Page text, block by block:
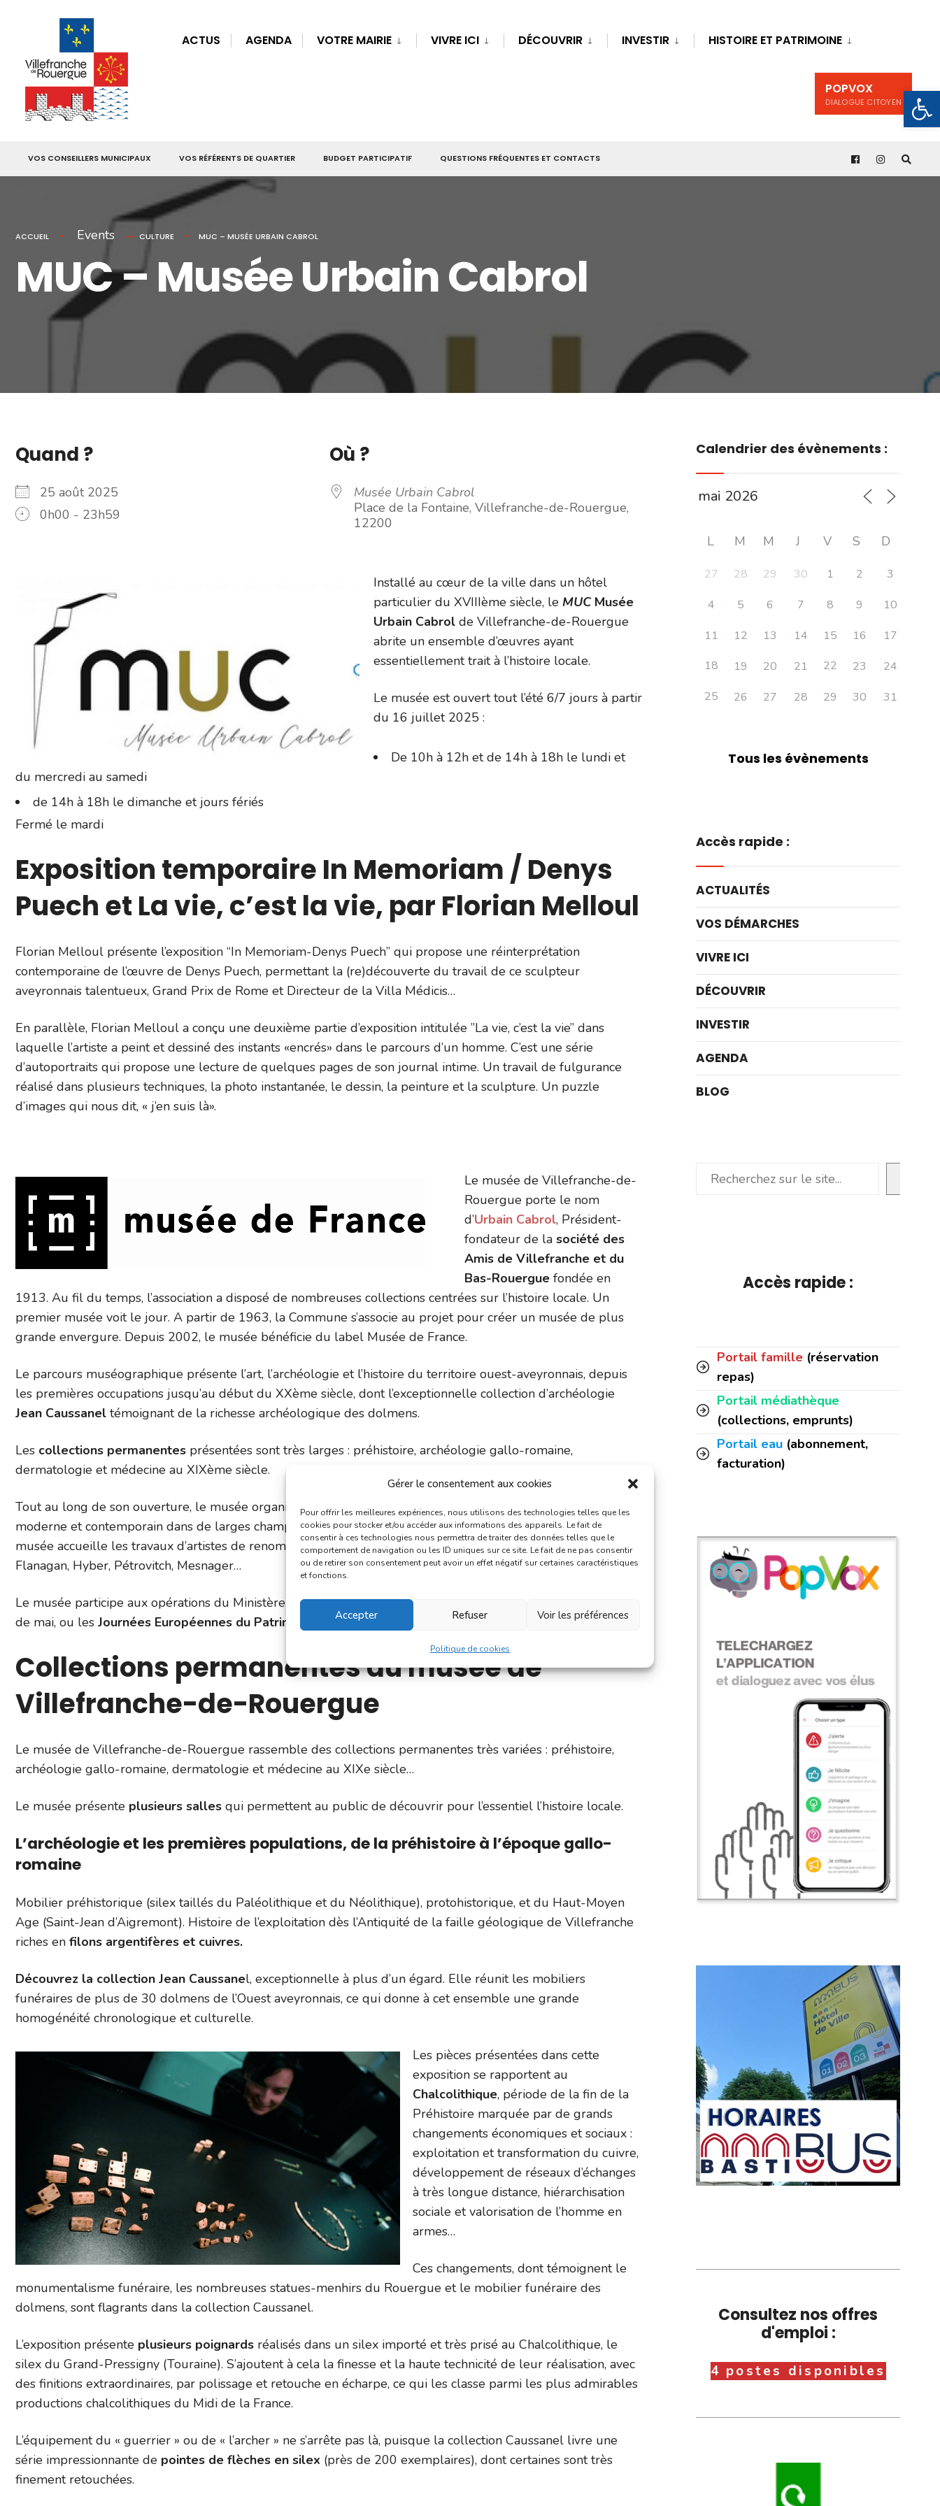
Gérer le consentement aux cookies
Pour offrir les meilleures expériences, nous utilisons des technologies telles que les
cookies pour stocker et/ou accéder aux informations des appareils. Le fait de
consentir à ces technologies nous permettra de traiter des données telles que le
comportement de navigation ou les ID uniques sur ce site. Le fait de ne pas consentir
ou de retirer son consentement peut avoir un effet négatif sur certaines caractéristiques
et fonctions.
Accepter Refuser Voir les préférences
Politique de cookies
ACTUS AGENDA VOTRE MAIRIE VIVRE ICI DÉCOUVRIR INVESTIR HISTOIRE ET PATRIMOINE
POPVOX
DIALOGUE CITOYEN
VOS CONSEILLERS MUNICIPAUX VOS RÉFÉRENTS DE QUARTIER BUDGET PARTICIPATIF QUESTIONS FRÉQUENTES ET CONTACTS
ACCUEIL Events CULTURE MUC – MUSÉE URBAIN CABROL
MUC – Musée Urbain Cabrol
Quand ?
25 août 2025
0h00 - 23h59
Où ?
Musée Urbain Cabrol
Place de la Fontaine, Villefranche-de-Rouergue,
12200
Installé au cœur de la ville dans un hôtel
particulier du XVIIIème siècle, le MUCMusée
Urbain Cabrol de Villefranche-de-Rouergue
abrite un ensemble d’œuvres ayant
essentiellement trait à l’histoire locale.
Le musée est ouvert tout l’été 6/7 jours à partir
du 16 juillet 2025 :
De 10h à 12h et de 14h à 18h le lundi et
du mercredi au samedi
de 14h à 18h le dimanche et jours fériés
Fermé le mardi
Exposition temporaire In Memoriam / Denys
Puech et La vie, c’est la vie, par Florian Melloul
Florian Melloul présente l’exposition “In Memoriam-Denys Puech” qui propose une réinterprétation
contemporaine de l’œuvre de Denys Puech, permettant la (re)découverte du travail de ce sculpteur
aveyronnais talentueux, Grand Prix de Rome et Directeur de la Villa Médicis…
En parallèle, Florian Melloul a conçu une deuxième partie d’exposition intitulée ”La vie, c’est la vie” dans
laquelle l’artiste a peint et dessiné des instants «encrés» dans le parcours d’un homme. C’est une série
d’autoportraits qui propose une lecture de quelques pages de son journal intime. Un travail de fulgurance
réalisé dans plusieurs techniques, la photo instantanée, le dessin, la peinture et la sculpture. Un puzzle
d’images qui nous dit, « j’en suis là».
Le musée de Villefranche-de-
Rouergue porte le nom
d’Urbain Cabrol, Président-
fondateur de la société des
Amis de Villefranche et du
Bas-Rouergue fondée en
1913. Au fil du temps, l’association a disposé de nombreuses collections centrées sur l’histoire locale. Un
premier musée voit le jour. A partir de 1963, la Commune s’associe au projet pour créer un musée de plus
grande envergure. Depuis 2002, le musée bénéficie du label Musée de France.
Le parcours muséographique présente l’art, l’archéologie et l’histoire du territoire ouest-aveyronnais, depuis
les premières occupations jusqu’au début du XXème siècle, dont l’exceptionnelle collection d’archéologie
Jean Caussanel témoignant de la richesse archéologique des dolmens.
Les collections permanentes présentées sont très larges : préhistoire, archéologie gallo-romaine,
dermatologie et médecine au XIXème siècle.
Tout au long de son ouverture, le musée organise des expositions thématiques temporaires d’histoire et d’art
moderne et contemporain dans de larges champs artistiques : peinture, céramique d’artiste, street art … Le
musée accueille les travaux d’artistes de renom
Picasso,Miró,Soulages, Dufy, Braque, Alechinsky, Artigas,
Flanagan, Hyber, Pétrovitch, Mesnager…
Le musée participe aux opérations du Ministère de la Culture telles que la
de mai, ou les Journées Européennes du Patrimoine , 3ème week-end de septembre.
Collections permanentes au musée de
Villefranche-de-Rouergue
Le musée de Villefranche-de-Rouergue rassemble des collections permanentes très variées : préhistoire,
archéologie gallo-romaine, dermatologie et médecine au XIXe siècle…
Le musée présente plusieurs salles qui permettent au public de découvrir pour l’essentiel l’histoire locale.
L’archéologie et les premières populations, de la préhistoire à l’époque gallo-
romaine
Mobilier préhistorique (silex taillés du Paléolithique et du Néolithique), protohistorique, et du Haut-Moyen
Age (Saint-Jean d’Aigremont). Histoire de l’exploitation dès l’Antiquité de la faille géologique de Villefranche
riches en filons argentifères et cuivres.
Découvrez la collection Jean Caussanel, exceptionnelle à plus d’un égard. Elle réunit les mobiliers
funéraires de plus de 30 dolmens de l’Ouest aveyronnais, ce qui donne à cet ensemble une grande
homogénéité chronologique et culturelle.
Les pièces présentées dans cette
exposition se rapportent au
Chalcolithique, période de la fin de la
Préhistoire marquée par de grands
changements économiques et sociaux :
exploitation et transformation du cuivre,
développement de réseaux d’échanges
à très longue distance, hiérarchisation
sociale et valorisation de l’homme en
armes…
Ces changements, dont témoignent le
monumentalisme funéraire, les nombreuses statues-menhirs du Rouergue et le mobilier funéraire des
dolmens, sont flagrants dans la collection Caussanel.
L’exposition présente plusieurs poignards réalisés dans un silex importé et très prisé au Chalcolithique, le
silex du Grand-Pressigny (Touraine). S’ajoutent à cela la finesse et la haute technicité de leur réalisation, avec
des finitions extraordinaires, par polissage et retouche en écharpe, ce qui les classe parmi les plus admirables
productions chalcolithiques du Midi de la France.
L’équipement du « guerrier » ou de « l’archer » ne s’arrête pas là, puisque la collection Caussanel livre une
série impressionnante de pointes de flèches en silex (près de 200 exemplaires), dont certaines sont très
finement retouchées.
Calendrier des évènements :
L M M J V S D
27 28 29 30 1 2
3
4
5 6 7 8 9
10
11
12 13 14 15 16
17
18
19 20 21 22 23
24
25
26 27 28 29 30 31
Tous les évènements
Accès rapide :
ACTUALITÉS
VOS DÉMARCHES
VIVRE ICI
DÉCOUVRIR
INVESTIR
AGENDA
BLOG
Rechercher
Accès rapide :
Portail famille (réservation
repas)
Portail médiathèque
(collections, emprunts)
Portail eau (abonnement,
facturation)
Consultez nos offres
d'emploi :
4 postes disponibles